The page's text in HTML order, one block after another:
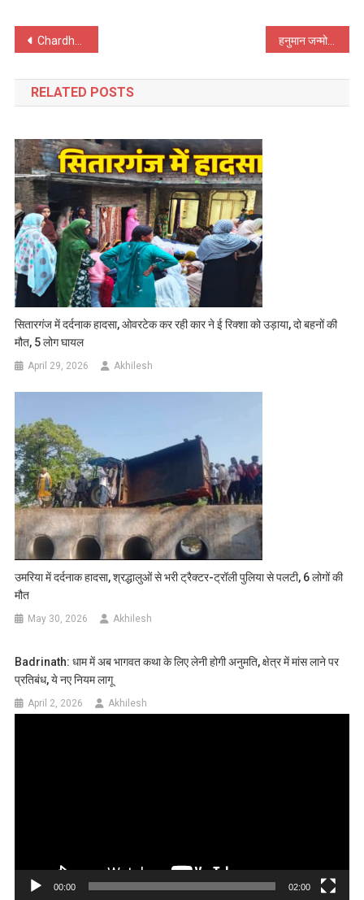
Post
navigation
Chardham Yatra: खाद्य विभाग ने कसी कमर, सिलिंडरों की अतिरिक्त आपूर्ति के लिए केंद्र से किया जाएगा अनुरोध हनुमान जन्मोत्सव: मंदिरों में आज होगी विशेष पूजा, भंडारे और महाआरती का किया जाएगा आयोजन
RELATED POSTS
सितारगंज में दर्दनाक हादसा, ओवरटेक कर रही कार ने ई रिक्शा को उड़ाया, दो बहनों की
मौत, 5 लोग घायल
April 29, 2026 Akhilesh
उमरिया में दर्दनाक हादसा, श्रद्धालुओं से भरी ट्रैक्टर-ट्रॉली पुलिया से पलटी, 6 लोगों की
मौत
May 30, 2026 Akhilesh
Badrinath: धाम में अब भागवत कथा के लिए लेनी होगी अनुमति, क्षेत्र में मांस लाने पर
प्रतिबंध, ये नए नियम लागू
April 2, 2026 Akhilesh
00:00 02:00